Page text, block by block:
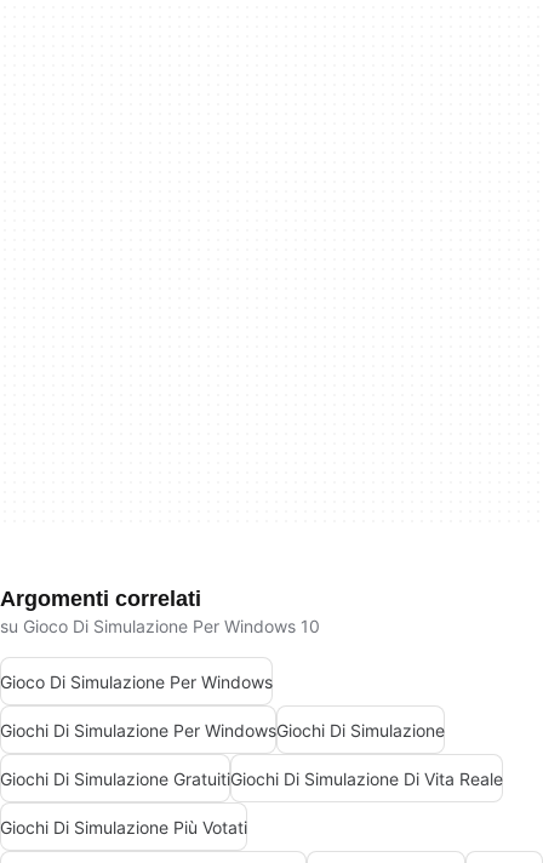
Argomenti correlati
su Gioco Di Simulazione Per Windows 10
Gioco Di Simulazione Per Windows
Giochi Di Simulazione Per WindowsGiochi Di Simulazione
Giochi Di Simulazione GratuitiGiochi Di Simulazione Di Vita Reale
Giochi Di Simulazione Più Votati